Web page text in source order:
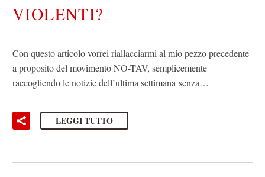
VIOLENTI?
Con questo articolo vorrei riallacciarmi al mio pezzo precedente
a proposito del movimento NO-TAV, semplicemente
raccogliendo le notizie dell’ultima settimana senza…
LEGGI TUTTO